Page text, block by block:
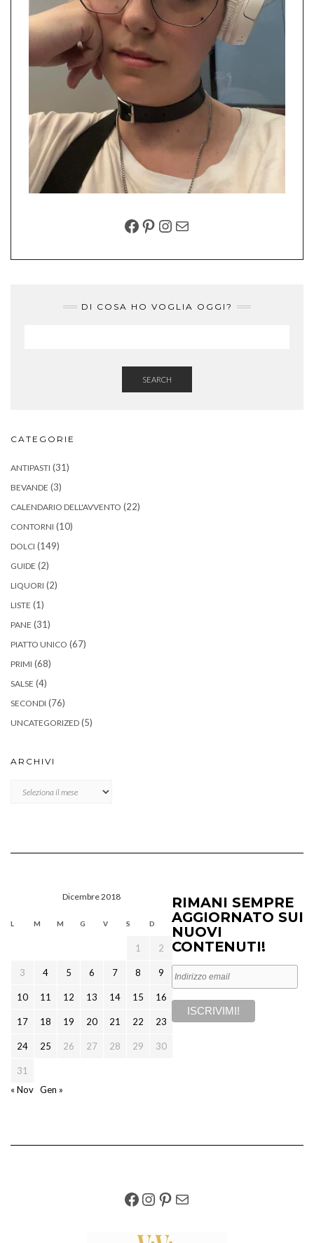
FACEBOOK
PINTEREST
INSTAGRAM
EMAIL
DI COSA HO VOGLIA OGGI?
SEARCH
CATEGORIE
ANTIPASTI (31)
BEVANDE (3)
CALENDARIO DELL'AVVENTO (22)
CONTORNI (10)
DOLCI (149)
GUIDE (2)
LIQUORI (2)
LISTE (1)
PANE (31)
PIATTO UNICO (67)
PRIMI (68)
SALSE (4)
SECONDI (76)
UNCATEGORIZED (5)
ARCHIVI
Dicembre 2018
L M M G V S D
1 2
3 4 5 6 7 8 9
10 11 12 13 14 15 16
17 18 19 20 21 22 23
24 25 26 27 28 29 30
31
« Nov Gen »
RIMANI SEMPRE
AGGIORNATO SUI
NUOVI
CONTENUTI!
FACEBOOK
INSTAGRAM
PINTEREST
EMAIL